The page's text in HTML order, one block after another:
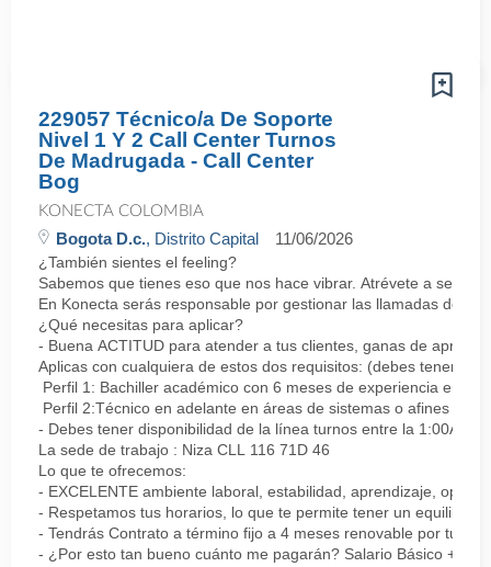
229057 Técnico/a De Soporte
Nivel 1 Y 2 Call Center Turnos
De Madrugada - Call Center
Bog
KONECTA COLOMBIA
Bogota D.c., Distrito Capital 11/06/2026
¿También sientes el feeling?
Sabemos que tienes eso que nos hace vibrar. Atrévete a ser
En Konecta serás responsable por gestionar las llamadas de
¿Qué necesitas para aplicar?
- Buena ACTITUD para atender a tus clientes, ganas de
Aplicas con cualquiera de estos dos requisitos: (debes tener
Perfil 1: Bachiller académico con 6 meses de experiencia en
Perfil 2:Técnico en adelante en áreas de sistemas o afines
- Debes tener disponibilidad de la línea turnos entre la 1:00AM
La sede de trabajo : Niza CLL 116 71D 46
Lo que te ofrecemos:
- EXCELENTE ambiente laboral, estabilidad, aprendizaje,
- Respetamos tus horarios, lo que te permite tener un equilibrio
- Tendrás Contrato a término fijo a 4 meses renovable por tu
- ¿Por esto tan bueno cuánto me pagarán? Salario Básico +